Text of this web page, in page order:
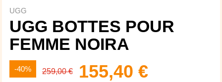
UGG
UGG BOTTES POUR
FEMME NOIRA
-40% 259,00 € 155,40 €